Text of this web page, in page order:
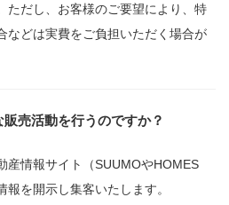
ただし、お客様のご要望により、特
などは実費をご負担いただく場合が
売活動を行うのですか？
産情報サイト（SUUMOやHOMES
を開示し集客いたします。